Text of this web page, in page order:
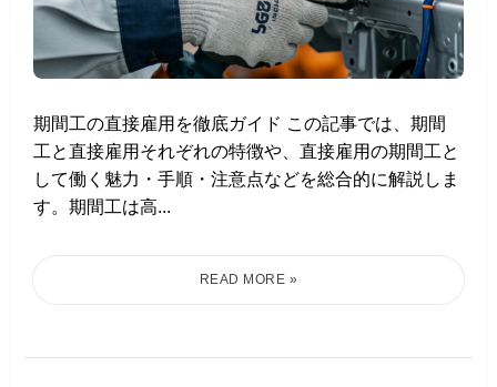
期間工の直接雇用を徹底ガイド この記事では、期間
工と直接雇用それぞれの特徴や、直接雇用の期間工と
して働く魅力・手順・注意点などを総合的に解説しま
す。期間工は高...